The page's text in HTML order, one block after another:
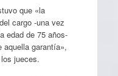
que «la
cargo -una vez
edad de 75 años-
aquella garantía»,
jueces.